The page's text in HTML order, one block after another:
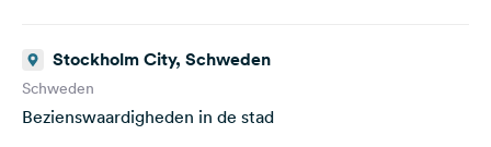
Stockholm City, Schweden
Schweden
Bezienswaardigheden in de stad